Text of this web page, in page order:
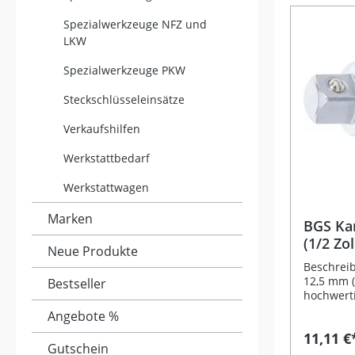
Spezialwerkzeuge NFZ und
LKW
Spezialwerkzeuge PKW
Steckschlüsseleinsätze
Verkaufshilfen
Werkstattbedarf
Werkstattwagen
Marken
Neue Produkte
Bestseller
Angebote %
Gutschein
gängige
für
Nutzung. Aus stabilem Chrom-
Belastbarkeit Geeignet
Heimwerker
BGS
(1/2
12,5 mm
11,11